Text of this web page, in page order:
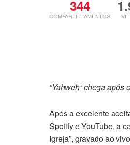
344
COMPARTILHAMENTOS
“Yahweh” chega após
Após a excelente
Spotify e YouTube, a
Igreja”, gravado ao